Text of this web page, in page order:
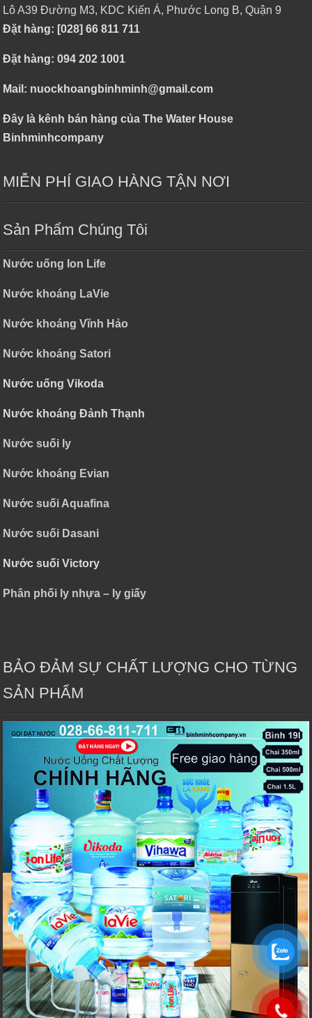
Lô A39 Đường M3, KDC Kiến Á, Phước Long B, Quận 9
Đặt hàng: [028] 66 811 711
Đặt hàng: 094 202 1001
Mail: nuockhoangbinhminh@gmail.com
Đây là kênh bán hàng của The Water House
Binhminhcompany
MIỄN PHÍ GIAO HÀNG TẬN NƠI
Sản Phẩm Chúng Tôi
Nước uống Ion Life
Nước khoáng LaVie
Nước khoáng Vĩnh Hảo
Nước khoáng Satori
Nước uống Vikoda
Nước khoáng Đảnh Thạnh
Nước suối ly
Nước khoáng Evian
Nước suối Aquafina
Nước suối Dasani
Nước suối Victory
Phân phối ly nhựa – ly giấy
BẢO ĐẢM SỰ CHẤT LƯỢNG CHO TỪNG
SẢN PHẨM